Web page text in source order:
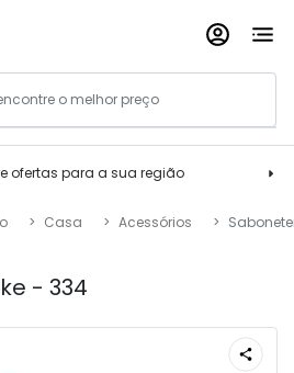
ofertas para a sua região
Casa Acessórios
- 334